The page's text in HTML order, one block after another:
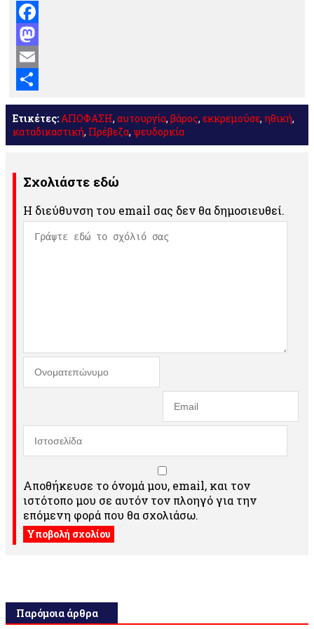
Facebook
Mastodon
Email
Μοιραστείτε
Ετικέτες:ΑΠΟΦΑΣΗ, αυτουργία, βάρος, εκκρεμούσε, ηθική,
καταδικαστική, Πρέβεζα, ψευδορκία
Σχολιάστε εδώ
Η διεύθυνση του email σας δεν θα δημοσιευθεί.
Αποθήκευσε το όνομά μου, email, και τον
ιστότοπο μου σε αυτόν τον πλοηγό για την
επόμενη φορά που θα σχολιάσω.
Παρόμοια άρθρα